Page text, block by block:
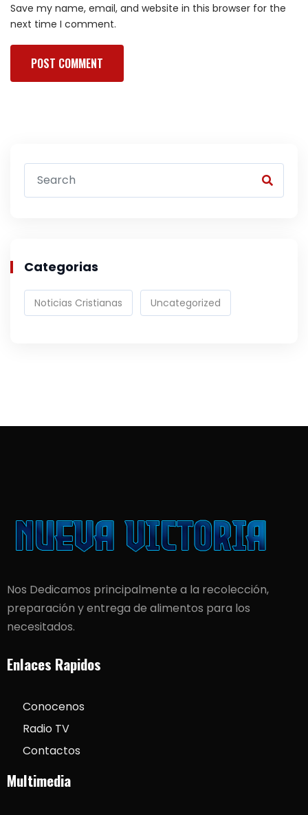
Save my name, email, and website in this browser for the
next time I comment.
Categorias
Noticias Cristianas Uncategorized
Nos Dedicamos principalmente a la recolección,
preparación y entrega de alimentos para los
necesitados.
Enlaces Rapidos
Conocenos
Radio TV
Contactos
Multimedia